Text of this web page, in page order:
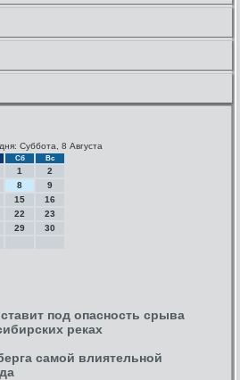
Суббота, 8 Августа
Сб Вс
1
2
8
9
15
16
22
23
29
30
под опасность срыва
реках
самой влиятельной